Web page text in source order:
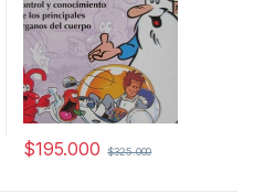
$195.000 $325.000